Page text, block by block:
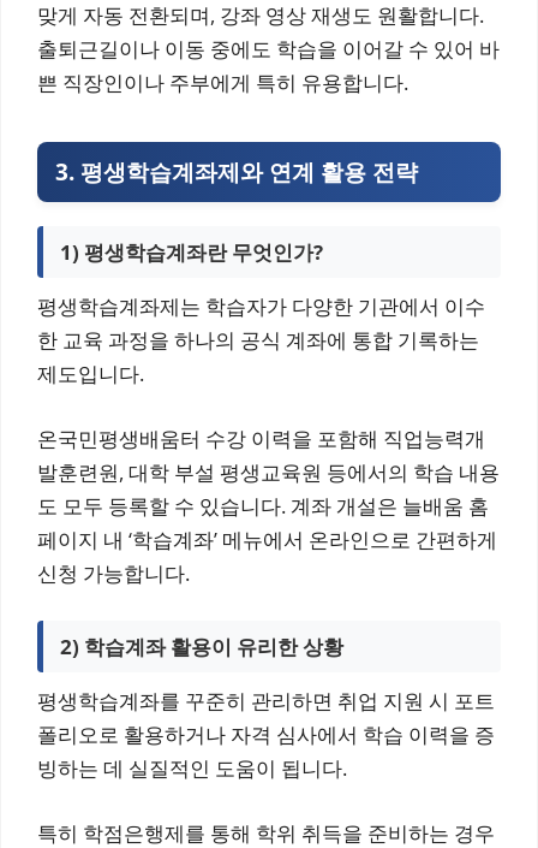
맞게 자동 전환되며, 강좌 영상 재생도 원활합니다.
출퇴근길이나 이동 중에도 학습을 이어갈 수 있어 바
쁜 직장인이나 주부에게 특히 유용합니다.
3. 평생학습계좌제와 연계 활용 전략
1) 평생학습계좌란 무엇인가?
평생학습계좌제는 학습자가 다양한 기관에서 이수
한 교육 과정을 하나의 공식 계좌에 통합 기록하는
제도입니다.
온국민평생배움터 수강 이력을 포함해 직업능력개
발훈련원, 대학 부설 평생교육원 등에서의 학습 내용
도 모두 등록할 수 있습니다. 계좌 개설은 늘배움 홈
페이지 내 ‘학습계좌’ 메뉴에서 온라인으로 간편하게
신청 가능합니다.
2) 학습계좌 활용이 유리한 상황
평생학습계좌를 꾸준히 관리하면 취업 지원 시 포트
폴리오로 활용하거나 자격 심사에서 학습 이력을 증
빙하는 데 실질적인 도움이 됩니다.
특히 학점은행제를 통해 학위 취득을 준비하는 경우